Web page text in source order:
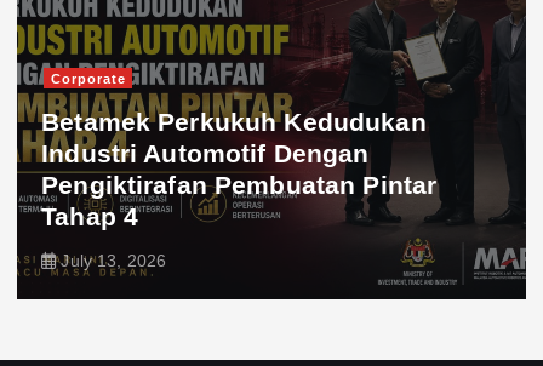
Corporate
Betamek Perkukuh Kedudukan
Industri Automotif Dengan
Pengiktirafan Pembuatan Pintar
Tahap 4
July 13, 2026